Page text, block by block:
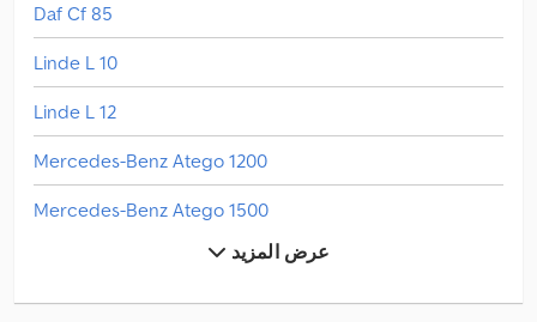
Daf Cf 85
Linde L 10
Linde L 12
Mercedes-Benz Atego 1200
Mercedes-Benz Atego 1500
Mercedes-Benz Atego 800
Mercedes-Benz Sprinter
عرض المزيد